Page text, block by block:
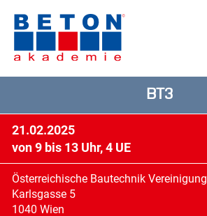
BT3
21.02.2025
von 9 bis 13 Uhr, 4 UE
Österreichische Bautechnik Vereinigung
Karlsgasse 5
1040 Wien